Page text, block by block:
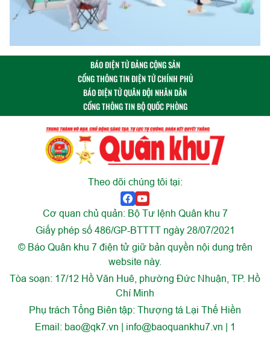
BÁO ĐIỆN TỬ ĐẢNG CỘNG SẢN
CỔNG THÔNG TIN ĐIỆN TỬ CHÍNH PHỦ
BÁO ĐIỆN TỬ QUÂN ĐỘI NHÂN DÂN
CỔNG THÔNG TIN BỘ QUỐC PHÒNG
Theo dõi chúng tôi tại:
Cơ quan chủ quản: Bộ Tư lệnh Quân khu 7
Giấy phép số 486/GP-BTTTT ngày 28/07/2021
© Báo Quân khu 7 điện tử giữ bản quyền nội dung trên
website này.
Tòa soạn: 17/12 Hồ Văn Huê, phường Đức Nhuận, TP. Hồ
Chí Minh
Phụ trách Tổng Biên tập: Thượng tá Lại Thế Hiền
Email: bao@qk7.vn | info@baoquankhu7.vn | 1